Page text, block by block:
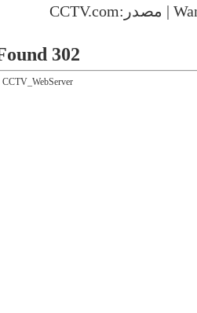
302 Found
CCTV_WebServer